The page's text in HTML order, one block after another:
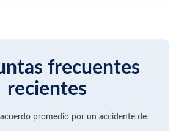
frecuentes
recientes
acuerdo promedio por un accidente de